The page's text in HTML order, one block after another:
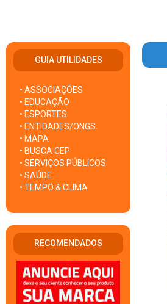
GUIA UTILIDADES
• ASSOCIAÇÕES
• EDUCAÇÃO
• ESPORTES
• ENTIDADES/ONGS
• MAPA
• BUSCA CEP
• SERVIÇOS PÚBLICOS
• SAÚDE
• TEMPO & CLIMA
RECOMENDADOS